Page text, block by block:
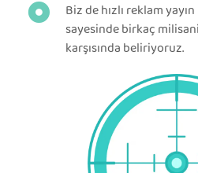
Biz de hızlı reklam
sayesinde birkaç
karşısında beliriyoruz.